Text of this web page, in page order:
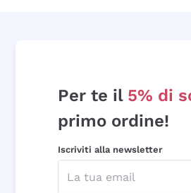
Per te il 5% di
primo ordine!
Iscriviti alla newsletter